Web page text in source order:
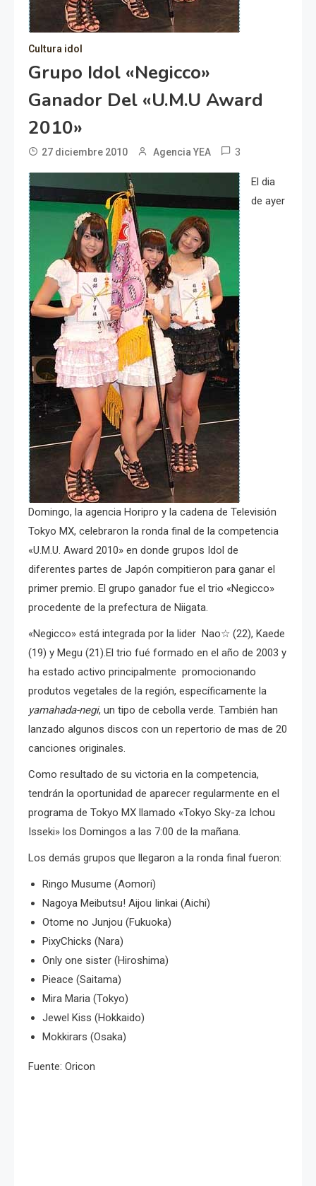
Cultura idol
Grupo Idol «Negicco»
Ganador Del «U.M.U Award
2010»
27 diciembre 2010 Agencia YEA 3
El dia
de ayer
Domingo, la agencia Horipro y la cadena de Televisión
Tokyo MX, celebraron la ronda final de la competencia
«U.M.U. Award 2010» en donde grupos Idol de
diferentes partes de Japón compitieron para ganar el
primer premio. El grupo ganador fue el trio «Negicco»
procedente de la prefectura de Niigata.
«Negicco» está integrada por la lider Nao☆ (22), Kaede
(19) y Megu (21).El trio fué formado en el año de 2003 y
ha estado activo principalmente promocionando
produtos vegetales de la región, específicamente la
yamahada-negi, un tipo de cebolla verde. También han
lanzado algunos discos con un repertorio de mas de 20
canciones originales.
Como resultado de su victoria en la competencia,
tendrán la oportunidad de aparecer regularmente en el
programa de Tokyo MX llamado «Tokyo Sky-za Ichou
Isseki» los Domingos a las 7:00 de la mañana.
Los demás grupos que llegaron a la ronda final fueron:
Ringo Musume (Aomori)
Nagoya Meibutsu! Aijou Iinkai (Aichi)
Otome no Junjou (Fukuoka)
PixyChicks (Nara)
Only one sister (Hiroshima)
Pieace (Saitama)
Mira Maria (Tokyo)
Jewel Kiss (Hokkaido)
Mokkirars (Osaka)
Fuente: Oricon